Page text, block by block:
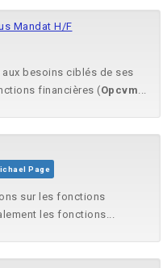
Mandat H/F
besoins ciblés de ses
financières (Opcvm...
Page
sur les fonctions
les fonctions...